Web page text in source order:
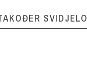
SVIDJELO